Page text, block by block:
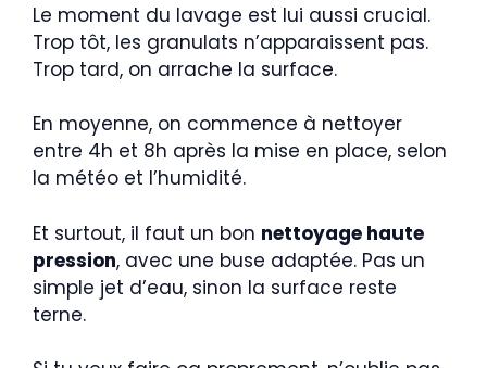
Le moment du lavage est lui aussi crucial.
Trop tôt, les granulats n’apparaissent pas.
Trop tard, on arrache la surface.
En moyenne, on commence à nettoyer
entre 4h et 8h après la mise en place, selon
la météo et l’humidité.
Et surtout, il faut un bon nettoyage haute
pression, avec une buse adaptée. Pas un
simple jet d’eau, sinon la surface reste
terne.